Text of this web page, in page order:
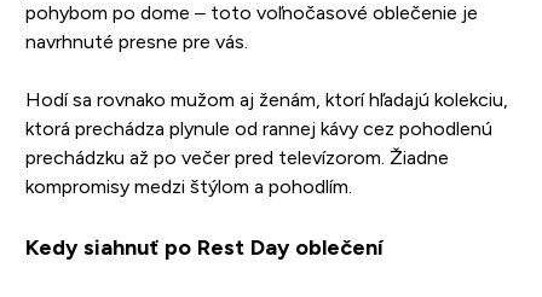
pohybom po dome – toto voľnočasové oblečenie je
navrhnuté presne pre vás.
Hodí sa rovnako mužom aj ženám, ktorí hľadajú kolekciu,
ktorá prechádza plynule od rannej kávy cez pohodlenú
prechádzku až po večer pred televízorom. Žiadne
kompromisy medzi štýlom a pohodlím.
Kedy siahnuť po Rest Day oblečení